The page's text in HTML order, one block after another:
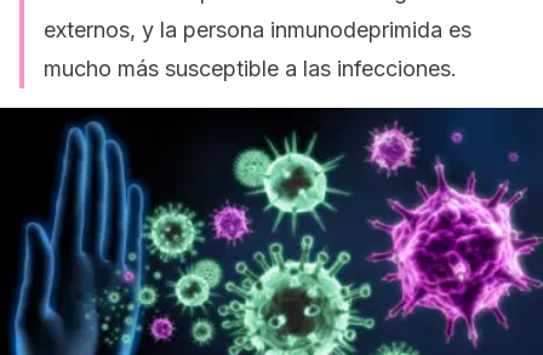
externos, y la persona inmunodeprimida es
mucho más susceptible a las infecciones.